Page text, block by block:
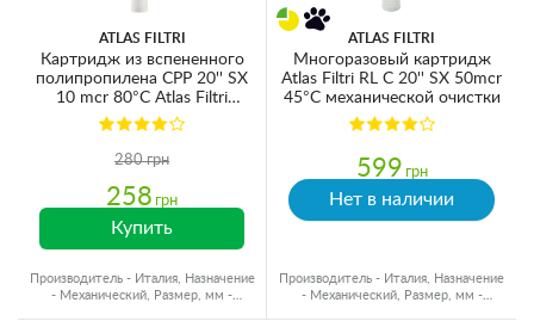
ATLAS FILTRI
Картридж из вспененного
полипропилена CPP 20'' SX
10 mcr 80°C Atlas Filtri
RA5706709
280 грн
258 грн
Купить
Производитель - Италия, Назначение
- Механический, Размер, мм -
ATLAS FILTRI
Многоразовый картридж
Atlas Filtri RL C 20'' SX 50mcr
45°C механической очистки
599 грн
Нет в наличии
Производитель - Италия, Назначение
- Механический, Размер, мм -